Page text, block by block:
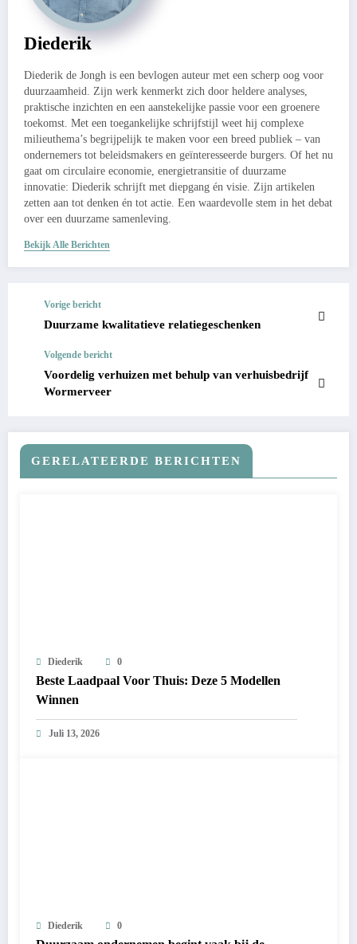
Diederik
Diederik de Jongh is een bevlogen auteur met een scherp oog voor
duurzaamheid. Zijn werk kenmerkt zich door heldere analyses,
praktische inzichten en een aanstekelijke passie voor een groenere
toekomst. Met een toegankelijke schrijfstijl weet hij complexe
milieuthema’s begrijpelijk te maken voor een breed publiek – van
ondernemers tot beleidsmakers en geïnteresseerde burgers. Of het nu
gaat om circulaire economie, energietransitie of duurzame
innovatie: Diederik schrijft met diepgang én visie. Zijn artikelen
zetten aan tot denken én tot actie. Een waardevolle stem in het debat
over een duurzame samenleving.
Bekijk Alle Berichten
Vorige bericht
Duurzame kwalitatieve relatiegeschenken
Volgende bericht
Voordelig verhuizen met behulp van verhuisbedrijf
Wormerveer
GERELATEERDE BERICHTEN
Diederik 0
Beste Laadpaal Voor Thuis: Deze 5 Modellen
Winnen
Juli 13, 2026
Diederik 0